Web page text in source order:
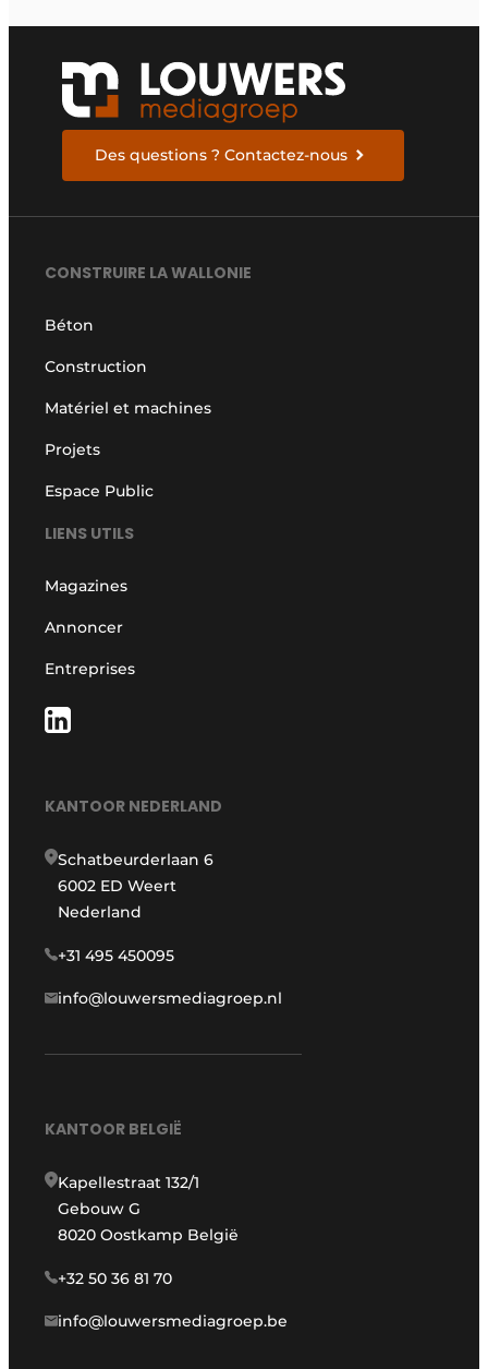
Des questions ? Contactez-nous
CONSTRUIRE LA WALLONIE
Béton
Construction
Matériel et machines
Projets
Espace Public
LIENS UTILS
Magazines
Annoncer
Entreprises
KANTOOR NEDERLAND
Schatbeurderlaan 6
6002 ED Weert
Nederland
+31 495 450095
info@louwersmediagroep.nl
KANTOOR BELGIË
Kapellestraat 132/1
Gebouw G
8020 Oostkamp België
+32 50 36 81 70
info@louwersmediagroep.be